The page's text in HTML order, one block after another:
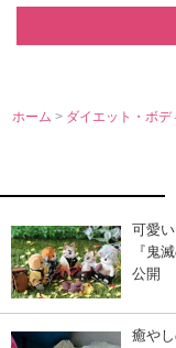
ホーム > ダイエット・ボ
可愛
『鬼
公開
癒や